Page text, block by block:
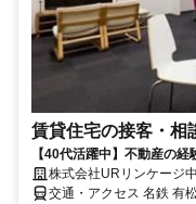
賃貸住宅の接客・相
【40代活躍中】不動産の
株式会社URリンケージ
交通・アクセス 名鉄 有